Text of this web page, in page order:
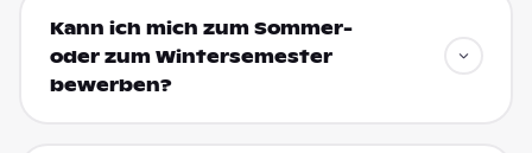
Kann ich mich zum Sommer-
oder zum Wintersemester
bewerben?